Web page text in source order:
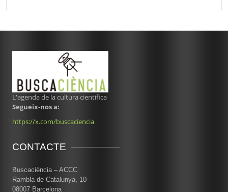
L'agenda de la cultura científica
Segueix-nos a:
https://x.com/buscaciencia
CONTACTE
Buscaciència – ACCC
Rambla de Catalunya, 10
08007 Barcelona